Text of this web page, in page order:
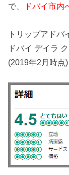
で、
ドバイ市内
トリップアド
ドバイ デイラ
(2019年2月時点)